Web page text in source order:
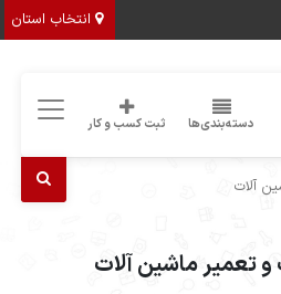
انتخاب استان
دسته‌بندی‌ها ثبت کسب و کار
آلات
تعمیر ماشین آلات